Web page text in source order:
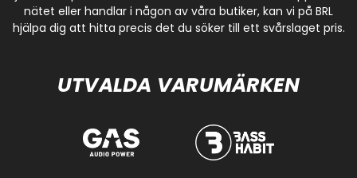
nätet eller handlar i någon av våra butiker, kan vi på BRL
hjälpa dig att hitta precis det du söker till ett svårslaget pris.
UTVALDA VARUMÄRKEN